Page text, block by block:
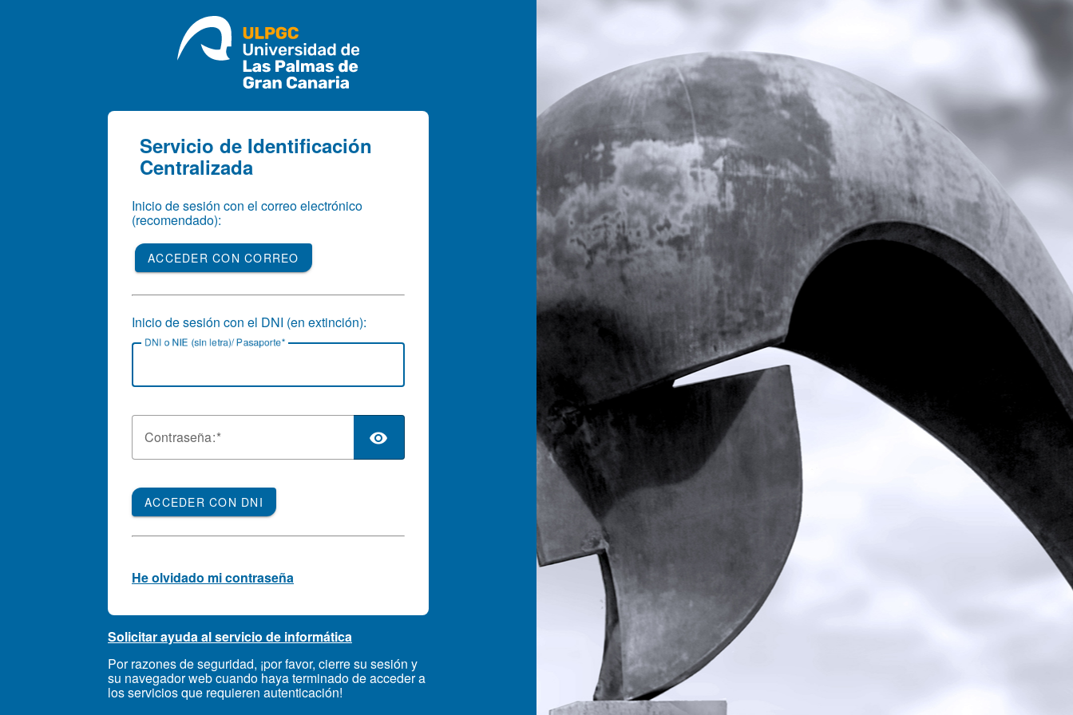
CAS
Servicio de Identificación
Centralizada
Inicio de sesión con el correo electrónico
(recomendado):
ACCEDER CON CORREO
Inicio de sesión con el DNI (en extinción):
DNI o NIE (sin letra)/ Pasaporte
Contraseña:
ACCEDER CON DNI
He olvidado mi contraseña
Solicitar ayuda al servicio de informática
Por razones de seguridad, ¡por favor, cierre su sesión y
su navegador web cuando haya terminado de acceder a
los servicios que requieren autenticación!